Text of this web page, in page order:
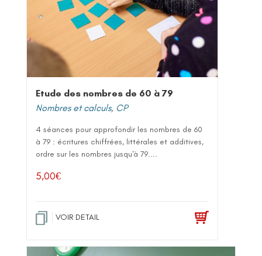
Etude des nombres de 60 à 79
Nombres et calculs, CP
4 séances pour approfondir les nombres de 60
à 79 : écritures chiffrées, littérales et additives,
ordre sur les nombres jusqu'à 79....
5,00€
VOIR DETAIL